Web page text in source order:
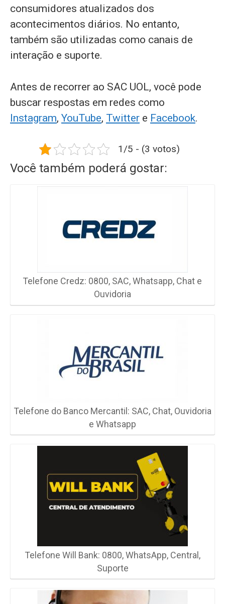
consumidores atualizados dos
acontecimentos diários. No entanto,
também são utilizadas como canais de
interação e suporte.
Antes de recorrer ao SAC UOL, você pode
buscar respostas em redes como
Instagram, YouTube, Twitter e Facebook.
1/5 - (3 votos)
Você também poderá gostar:
Telefone Credz: 0800, SAC, Whatsapp, Chat e
Ouvidoria
Telefone do Banco Mercantil: SAC, Chat, Ouvidoria
e Whatsapp
Telefone Will Bank: 0800, WhatsApp, Central,
Suporte